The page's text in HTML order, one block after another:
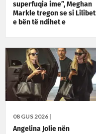
superfuqia ime”, Meghan
Markle tregon se si Lilibet
e bën të ndihet e
08 GUS 2026 |
Angelina Jolie nën